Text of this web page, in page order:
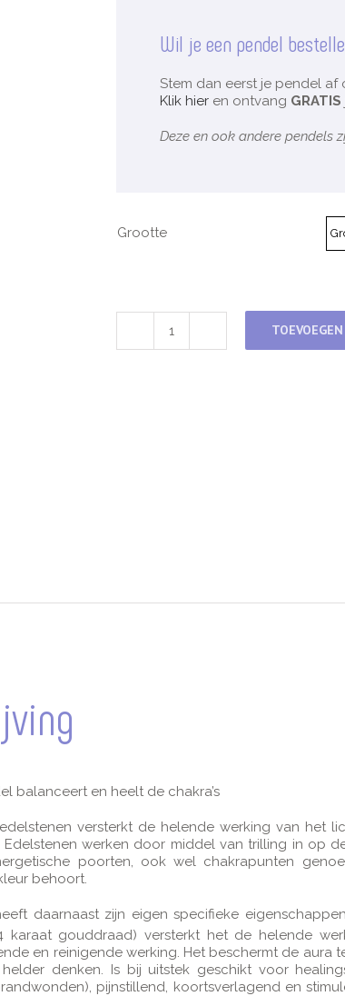
Wil je een pendel
Stem dan eerst je pendel
Klik hier en ontvang GRATIS
Deze en ook andere pendels
Grootte
2e
sacraal
balanceert en heelt de chakra’s
versterkt de helende werking van het
Edelstenen werken door middel van trilling in op
poorten, ook wel chakrapunten
behoort.
daarnaast zijn eigen specifieke
karaat gouddraad) versterkt het de helende
en reinigende werking. Het beschermt de aura
denken. Is bij uitstek geschikt voor
pijnstillend, koortsverlagend en